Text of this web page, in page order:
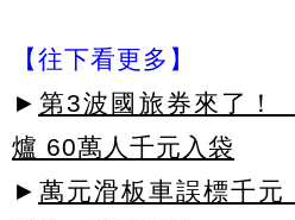
【往下看更多】
► 第3波國旅券來了！
爐 60萬人千元入袋
► 萬元滑板車誤標千元